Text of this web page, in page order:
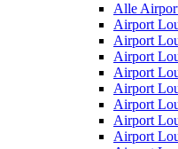
Alle
Airport
Airport
Airport
Airport
Airport
Airport
Airport
Airport